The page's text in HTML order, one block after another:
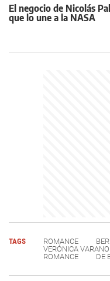
El negocio de Nicolás
que lo une a la NASA
TAGS ROMANCE
VERÓNICA VARANO
ROMANCE
DE